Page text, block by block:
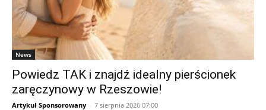
News
Powiedz TAK i znajdź idealny pierścionek
zaręczynowy w Rzeszowie!
Artykuł Sponsorowany - 7 sierpnia 2026 07:00